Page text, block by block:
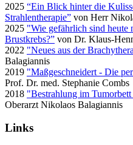
2025 “Ein Blick hinter die
Strahlentherapie” von Herr
2025 "Wie gefährlich sind heute
Brustkrebs?” von Dr. Klaus-
2022 "Neues aus der
Balagiannis
2019 "Maßgeschneidert - Die
Prof. Dr. med. Stephanie Combs
2018 "Bestrahlung im
Oberarzt Nikolaos Balagiannis
Links